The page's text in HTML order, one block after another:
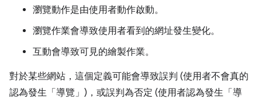
瀏覽動作是由使用者動作啟動。
瀏覽作業會導致使用者看到的網址發生變化。
互動會導致可見的繪製作業。
對於某些網站，這個定義可能會導致誤判 (使用者不會真的
認為發生「導覽」)，或誤判為否定 (使用者認為發生「導